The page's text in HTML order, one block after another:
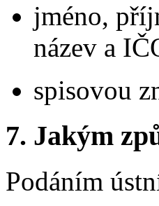
jméno,
název a
spisovou
7. Jakým
Podáním